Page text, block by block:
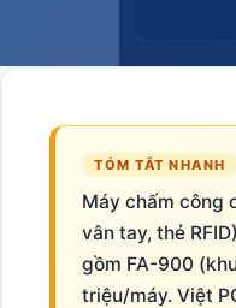
TÓM TẮT NHANH
Máy chấm công
vân tay, thẻ
gồm FA-900
triệu/máy. Việt